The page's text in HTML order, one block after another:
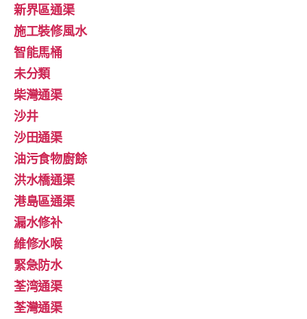
新界區通渠
施工裝修風水
智能馬桶
未分類
柴灣通渠
沙井
沙田通渠
油污食物廚餘
洪水橋通渠
港島區通渠
漏水修补
維修水喉
緊急防水
荃湾通渠
荃灣通渠